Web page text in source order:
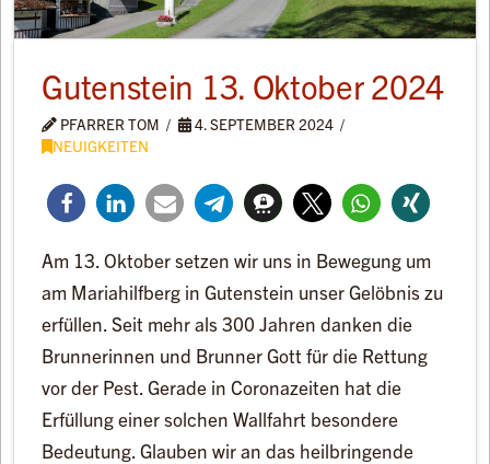
Gutenstein 13. Oktober 2024
PFARRER TOM
4. SEPTEMBER 2024
NEUIGKEITEN
Am 13. Oktober setzen wir uns in Bewegung um
am Mariahilfberg in Gutenstein unser Gelöbnis zu
erfüllen. Seit mehr als 300 Jahren danken die
Brunnerinnen und Brunner Gott für die Rettung
vor der Pest. Gerade in Coronazeiten hat die
Erfüllung einer solchen Wallfahrt besondere
Bedeutung. Glauben wir an das heilbringende